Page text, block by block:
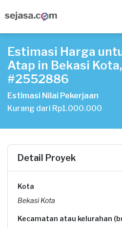
Estimasi Harga
Atap in Bekasi
#2552886
Estimasi Nilai Pekerjaan
Kurang dari Rp1.000.000
Detail Proyek
Kota
Bekasi Kota
Kecamatan atau kelurahan